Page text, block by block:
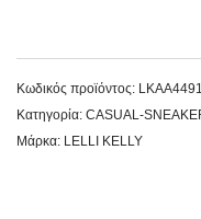
Κωδικός προϊόντος:
Κατηγορία: CASUAL-
Μάρκα: LELLI KELLY